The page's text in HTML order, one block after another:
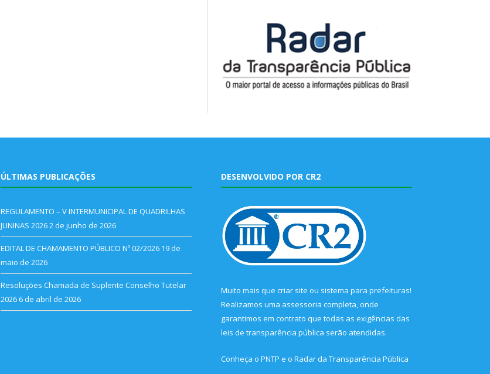
ÚLTIMAS PUBLICAÇÕES
REGULAMENTO – V INTERMUNICIPAL DE QUADRILHAS
JUNINAS 20262 de junho de 2026
EDITAL DE CHAMAMENTO PÚBLICO Nº 02/2026 19 de
maio de 2026
Resoluções Chamada de Suplente Conselho Tutelar
2026 6 de abril de 2026
DESENVOLVIDO POR CR2
Muito mais que criar site ou sistema para prefeituras!
Realizamos uma assessoria completa, onde
garantimos em contrato que todas as exigências das
leis de transparência pública serão atendidas.
Conheça o PNTP e o Radar da Transparência Pública